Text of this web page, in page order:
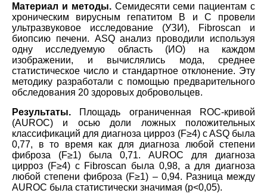
Материал и методы.Cемидесяти семи пациентам с
хроническим вирусным гепатитом B и С провели
ультразвуковое исследование (УЗИ), Fibroscan и
биопсию печени. ASQ анализ проводили используя
одну исследуемую область (ИО) на каждом
изображении, и вычислялись мода, среднее
статистическое число и стандартное отклонение. Эту
методику разработали с помощью предварительного
обследования 20 здоровых добровольцев.
Результаты. Площадь ограниченная ROC-кривой
(AUROC) и осью доли ложных положительных
классификаций для диагноза цирроз (F≥4) c ASQ была
0,77, в то время как для диагноза любой степени
фиброза (F≥1) была 0,71. AUROC для диагноза
цирроз (F≥4) с Fibroscan была 0,98, а для диагноза
любой степени фиброза (F≥1) – 0,94. Разница между
AUROC была статистически значимая (p<0,05).